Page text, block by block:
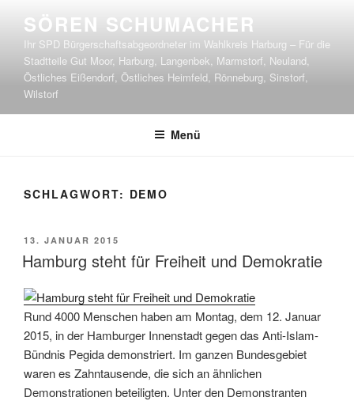
Inhalt
springen
SÖREN SCHUMACHER
Ihr SPD Bürgerschaftsabgeordneter im Wahlkreis Harburg – Für die
Stadtteile Gut Moor, Harburg, Langenbek, Marmstorf, Neuland,
Östliches Eißendorf, Östliches Heimfeld, Rönneburg, Sinstorf,
Wilstorf
Menü
SCHLAGWORT: DEMO
VERÖFFENTLICHT
AM
13. JANUAR 2015
Hamburg steht für Freiheit und Demokratie
Rund 4000 Menschen haben am Montag, dem 12. Januar
2015, in der Hamburger Innenstadt gegen das Anti-Islam-
Bündnis Pegida demonstriert. Im ganzen Bundesgebiet
waren es Zahntausende, die sich an ähnlichen
Demonstrationen beteiligten. Unter den Demonstranten